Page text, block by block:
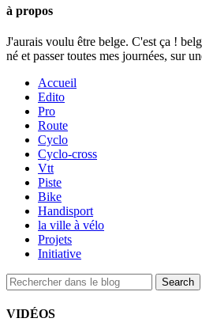
à propos
J'aurais voulu être belge. C'est ça !
né et passer toutes mes journées, sur
Accueil
Edito
Pro
Route
Cyclo
Cyclo-cross
Vtt
Piste
Bike
Handisport
la ville à vélo
Projets
Initiative
VIDÉOS